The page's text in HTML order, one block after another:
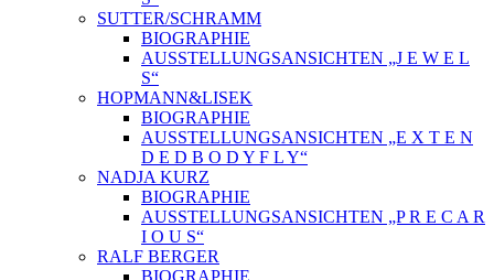
SUTTER/SCHRAMM
BIOGRAPHIE
AUSSTELLUNGSANSICHTEN „J E W E L
S“
HOPMANN&LISEK
BIOGRAPHIE
AUSSTELLUNGSANSICHTEN „E X T E N
D E D B O D Y F L Y“
NADJA KURZ
BIOGRAPHIE
AUSSTELLUNGSANSICHTEN „P R E C A R
I O U S“
RALF BERGER
BIOGRAPHIE